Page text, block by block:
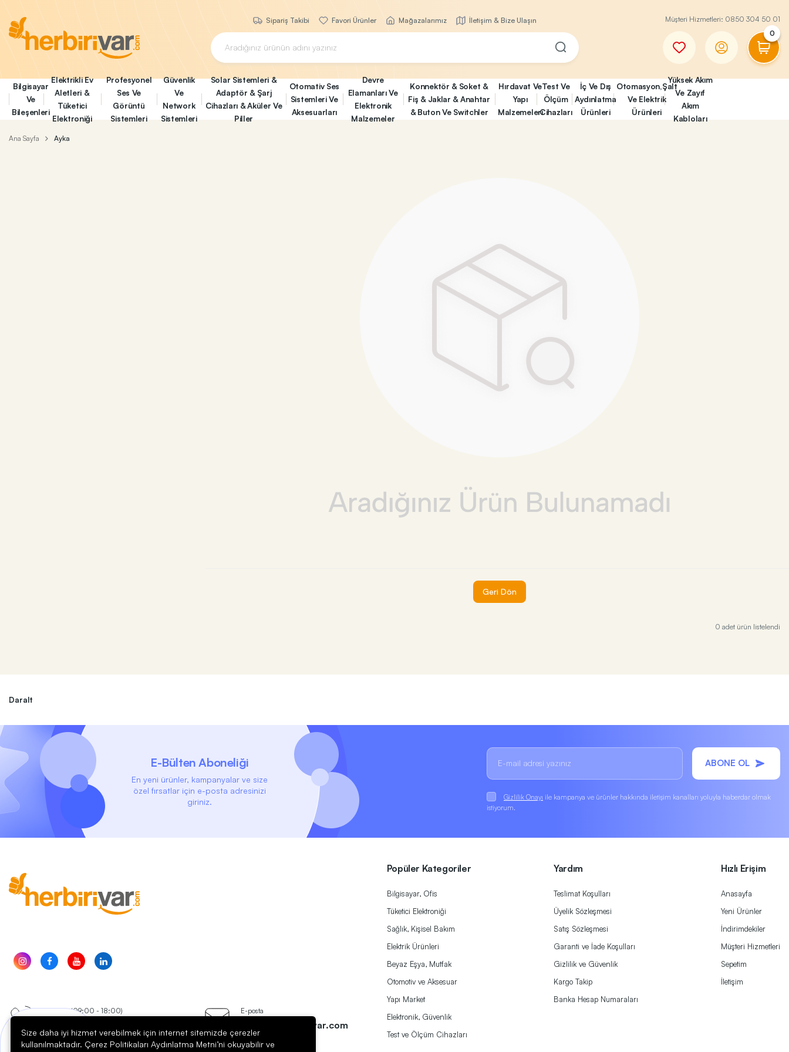
Sipariş Takibi Favori Ürünler Mağazalarımız İletişim & Bize Ulaşın Müşteri Hizmetleri: 0850 304 50 01
0
Bilgisayar
Ve
Bileşenleri
Elektrikli Ev
Aletleri &
Tüketici
Elektroniği
Profesyonel
Ses Ve
Görüntü
Sistemleri
Güvenlik
Ve
Network
Sistemleri
Solar Sistemleri &
Adaptör & Şarj
Cihazları & Aküler Ve
Piller
Otomativ Ses
Sistemleri Ve
Aksesuarları
Devre
Elamanları Ve
Elektronik
Malzemeler
Konnektör & Soket &
Fiş & Jaklar & Anahtar
& Buton Ve Switchler
Hırdavat Ve
Yapı
Malzemeleri
Test Ve
Ölçüm
Cihazları
İç Ve Dış
Aydınlatma
Ürünleri
Otomasyon,Şalt
Ve Elektrik
Ürünleri
Yüksek Akım
Ve Zayıf
Akım
Kabloları
Ana Sayfa Ayka
Geri Dön
0 adet ürün listelendi
Daralt
E-Bülten Aboneliği
En yeni ürünler, kampanyalar ve size
özel fırsatlar için e-posta adresinizi
giriniz.
ABONE OL
Gizlilik Onayı ile kampanya ve ürünler hakkında iletişim kanalları yoluyla haberdar olmak
istiyorum.
Telefon (09:00 - 18:00) E-posta
destek@herbirivar.com
Popüler Kategoriler
Bilgisayar, Ofis
Tüketici Elektroniği
Sağlık, Kişisel Bakım
Elektrik Ürünleri
Beyaz Eşya, Mutfak
Otomotiv ve Aksesuar
Yapı Market
Elektronik, Güvenlik
Test ve Ölçüm Cihazları
Yardım
Teslimat Koşulları
Üyelik Sözleşmesi
Satış Sözleşmesi
Garanti ve İade Koşulları
Gizlilik ve Güvenlik
Kargo Takip
Banka Hesap Numaraları
Hızlı Erişim
Anasayfa
Yeni Ürünler
İndirimdekiler
Müşteri Hizmetleri
Sepetim
İletişim
Bir sorunuz mu var?
Size daha iyi hizmet verebilmek için internet sitemizde çerezler
kullanılmaktadır. Çerez Politikaları Aydınlatma Metni’ni okuyabilir ve